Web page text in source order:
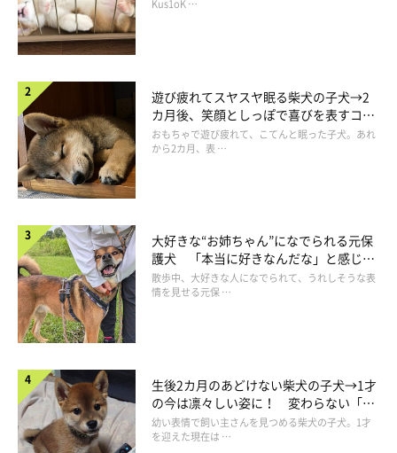
なんて嬉しそうな顔なんだ…
＠lovelylatte1228
笑顔とはまた違ったゆる〜い表情に、「こんな気持ち良さそうな
顔されたら仕事いけないじゃんかー」
なのでした。
長！
Kus1oK …
遊び疲れてスヤスヤ眠る柴犬の子犬→2
カ月後、笑顔としっぽで喜びを表すコに
成長！
おもちゃで遊び疲れて、こてんと眠った子犬。あれ
から2カ月、表 …
大好きな“お姉ちゃん”になでられる元保
護犬 「本当に好きなんだな」と感じる
表情にほっこり
散歩中、大好きな人になでられて、うれしそうな表
情を見せる元保 …
生後2カ月のあどけない柴犬の子犬→1才
の今は凛々しい姿に！ 変わらない「く
りくりおめめ」にもほっこり
幼い表情で飼い主さんを見つめる柴犬の子犬。1才
を迎えた現在は …